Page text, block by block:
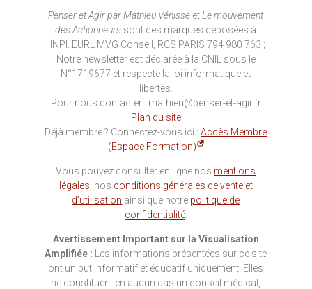
Penser et Agir par Mathieu Vénisse et Le mouvement
des Actionneurs sont des marques déposées à
l'INPI. EURL MVG Conseil, RCS PARIS 794 980 763 ;
Notre newsletter est déclarée à la CNIL sous le
N°1719677 et respecte la loi informatique et
libertés.
Pour nous contacter : mathieu@penser-et-agir.fr
Plan du site
Déjà membre ? Connectez-vous ici :Accès Membre
(Espace Formation)
Vous pouvez consulter en ligne nos mentions
légales , nos conditions générales de vente et
d’utilisation ainsi que notre politique de
confidentialité.
Avertissement Important sur la Visualisation
Amplifiée : Les informations présentées sur ce site
ont un but informatif et éducatif uniquement. Elles
ne constituent en aucun cas un conseil médical,